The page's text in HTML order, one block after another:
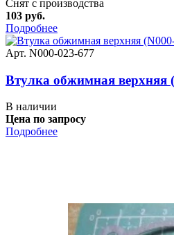
Снят с производства
103 руб.
Подробнее
Арт. N000-023-677
Втулка обжимная верхняя
В наличии
Цена по запросу
Подробнее